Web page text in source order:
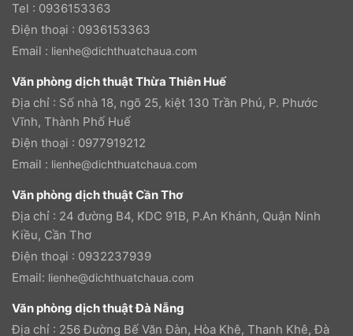
Tel : 0936153363
Điện thoại : 0936153363
Email : lienhe@dichthuatchaua.com
Văn phòng dịch thuật Thừa Thiên Huế
Địa chỉ : Số nhà 18, ngõ 25, kiệt 130 Trần Phú, P. Phước
Vĩnh, Thành Phố Huế
Điện thoại : 0977919212
Email : lienhe@dichthuatchaua.com
Văn phòng dịch thuật Cần Thơ
Địa chỉ : 24 đường B4, KDC 91B, P.An Khánh, Quận Ninh
Kiều, Cần Thơ
Điện thoại : 0932237939
Email: lienhe@dichthuatchaua.com
Văn phòng dịch thuật Đà Nẵng
Địa chỉ : 256 Đường Bế Văn Đàn, Hòa Khê, Thanh Khê, Đà